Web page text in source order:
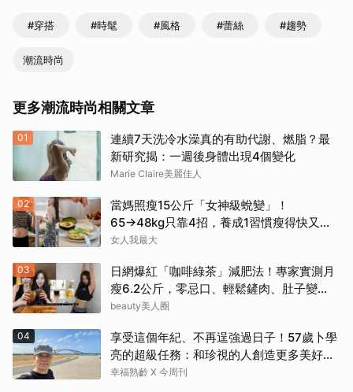
#穿搭 #時髦 #風格 #蕾絲 #趨勢
潮流時尚
更多潮流時尚相關文章
01
連續7天洗冷水澡真的有助代謝、燃脂？最
新研究揭：一週後身體出現4個變化
Marie Claire美麗佳人
02
當媽照瘦15公斤「女神級蛻變」！
65→48kg只靠4招，養成1習慣瘦得快又不
復胖
女人我最大
03
日網爆紅「咖啡綠茶」減肥法！專家實測月
瘦6.2公斤，零忌口、輕鬆鏟肉、肚子變
小！
beauty美人圈
04
享受這個年紀、不再逞強過日子！57歲卜學
亮的超級任務：和珍視的人創造更多美好記
憶
幸福熟齡 X 今周刊